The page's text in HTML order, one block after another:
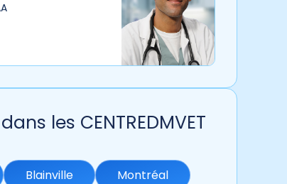
dans les CENTREDMVET
Blainville
Montréal